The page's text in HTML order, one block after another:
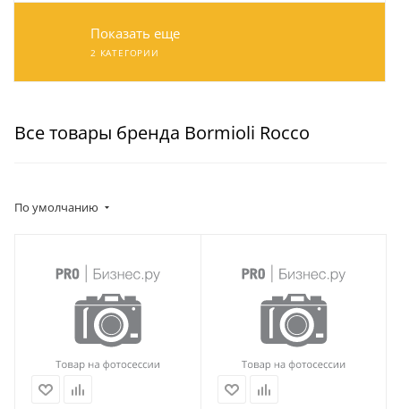
Показать еще
2 КАТЕГОРИИ
Все товары бренда Bormioli Rocco
По умолчанию